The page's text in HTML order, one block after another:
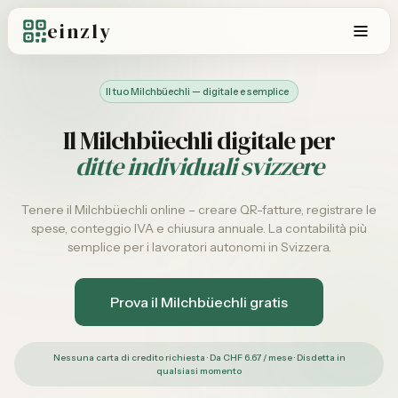
einzly
Il tuo Milchbüechli — digitale e semplice
Il Milchbüechli digitale per
ditte individuali svizzere
Tenere il Milchbüechli online – creare QR-fatture, registrare le
spese, conteggio IVA e chiusura annuale. La contabilità più
semplice per i lavoratori autonomi in Svizzera.
Prova il Milchbüechli gratis
Nessuna carta di credito richiesta · Da CHF 6.67 / mese · Disdetta in
qualsiasi momento